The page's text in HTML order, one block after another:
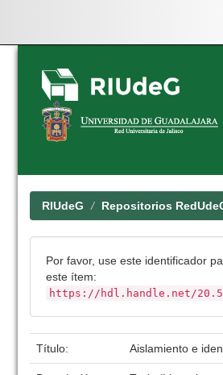
Skip
navigation
RIUdeG Repositorios
Por favor, use este identificador
este ítem:
https://hdl.handle.net/
Título: Aislamiento e